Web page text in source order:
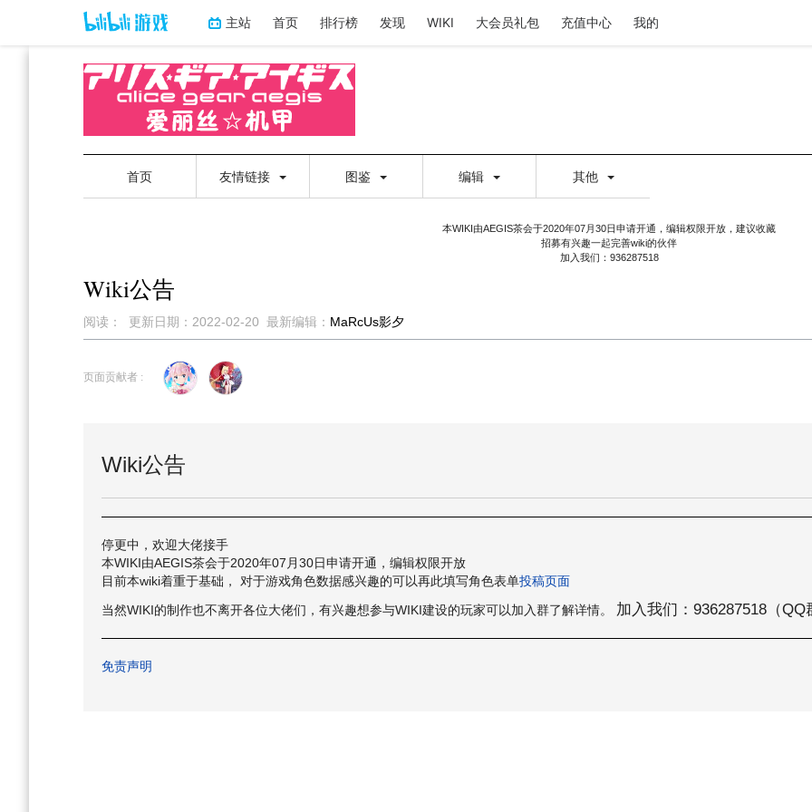
主站 首页 排行榜 发现 WIKI 大会员礼包 充值中心 我的
首页 友情链接 图鉴 编辑 其他
本WIKI由AEGIS茶会于2020年07月30日申请开通，编辑权限开放，建议收藏
招募有兴趣一起完善wiki的伙伴
加入我们：936287518
Wiki公告
阅读： 更新日期： 2022-02-20 最新编辑： MaRcUs影夕
到
到
页面贡献者 :
Wiki公告
停更中，欢迎大佬接手
本WIKI由AEGIS茶会于2020年07月30日申请开通，编辑权限开放
目前本wiki着重于基础， 对于游戏角色数据感兴趣的可以再此填写角色表单投稿页面
当然WIKI的制作也不离开各位大佬们，有兴趣想参与WIKI建设的玩家可以加入群了解详情。 加入我们：936287518（QQ
免责声明